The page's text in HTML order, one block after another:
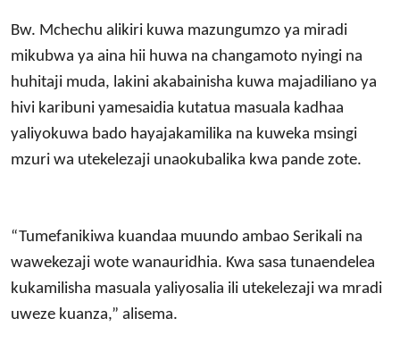
Bw. Mchechu alikiri kuwa mazungumzo ya miradi
mikubwa ya aina hii huwa na changamoto nyingi na
huhitaji muda, lakini akabainisha kuwa majadiliano ya
hivi karibuni yamesaidia kutatua masuala kadhaa
yaliyokuwa bado hayajakamilika na kuweka msingi
mzuri wa utekelezaji unaokubalika kwa pande zote.
“Tumefanikiwa kuandaa muundo ambao Serikali na
wawekezaji wote wanauridhia. Kwa sasa tunaendelea
kukamilisha masuala yaliyosalia ili utekelezaji wa mradi
uweze kuanza,” alisema.